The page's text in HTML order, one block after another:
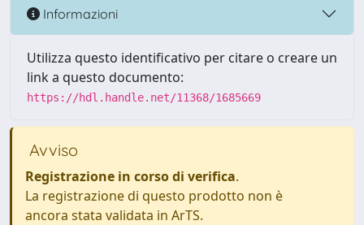
Informazioni
Utilizza questo identificativo per citare o creare un
link a questo documento:
https://hdl.handle.net/11368/1685669
Avviso
Registrazione in corso di verifica.
La registrazione di questo prodotto non è
ancora stata validata in ArTS.